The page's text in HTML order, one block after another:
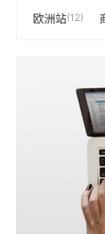
欧洲站(12)